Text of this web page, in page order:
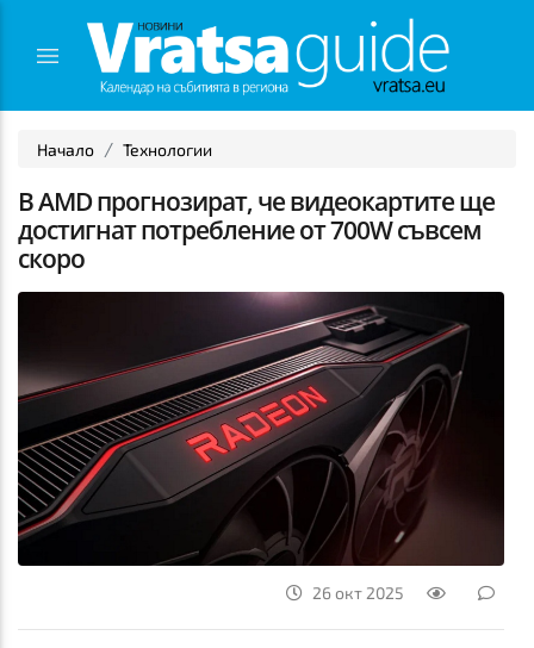
Начало Технологии
В AMD прогнозират, че видеокартите ще
достигнат потребление от 700W съвсем
скоро
26 окт 2025